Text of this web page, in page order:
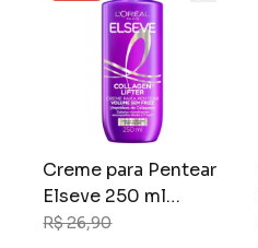
Creme para Pentear
Elseve 250 ml
Collagen Lifter
R$ 26,90